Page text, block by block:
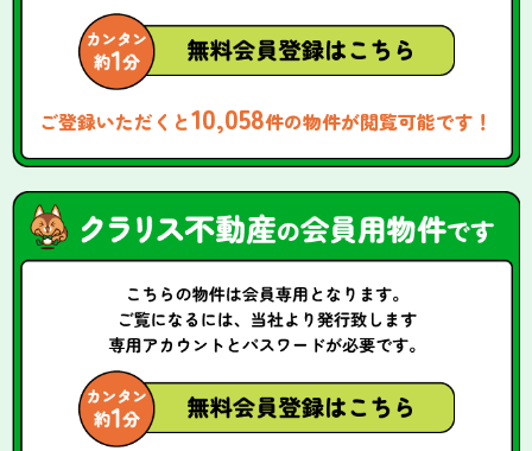
ご登録いただくと10,058件の物件が閲覧可能です！